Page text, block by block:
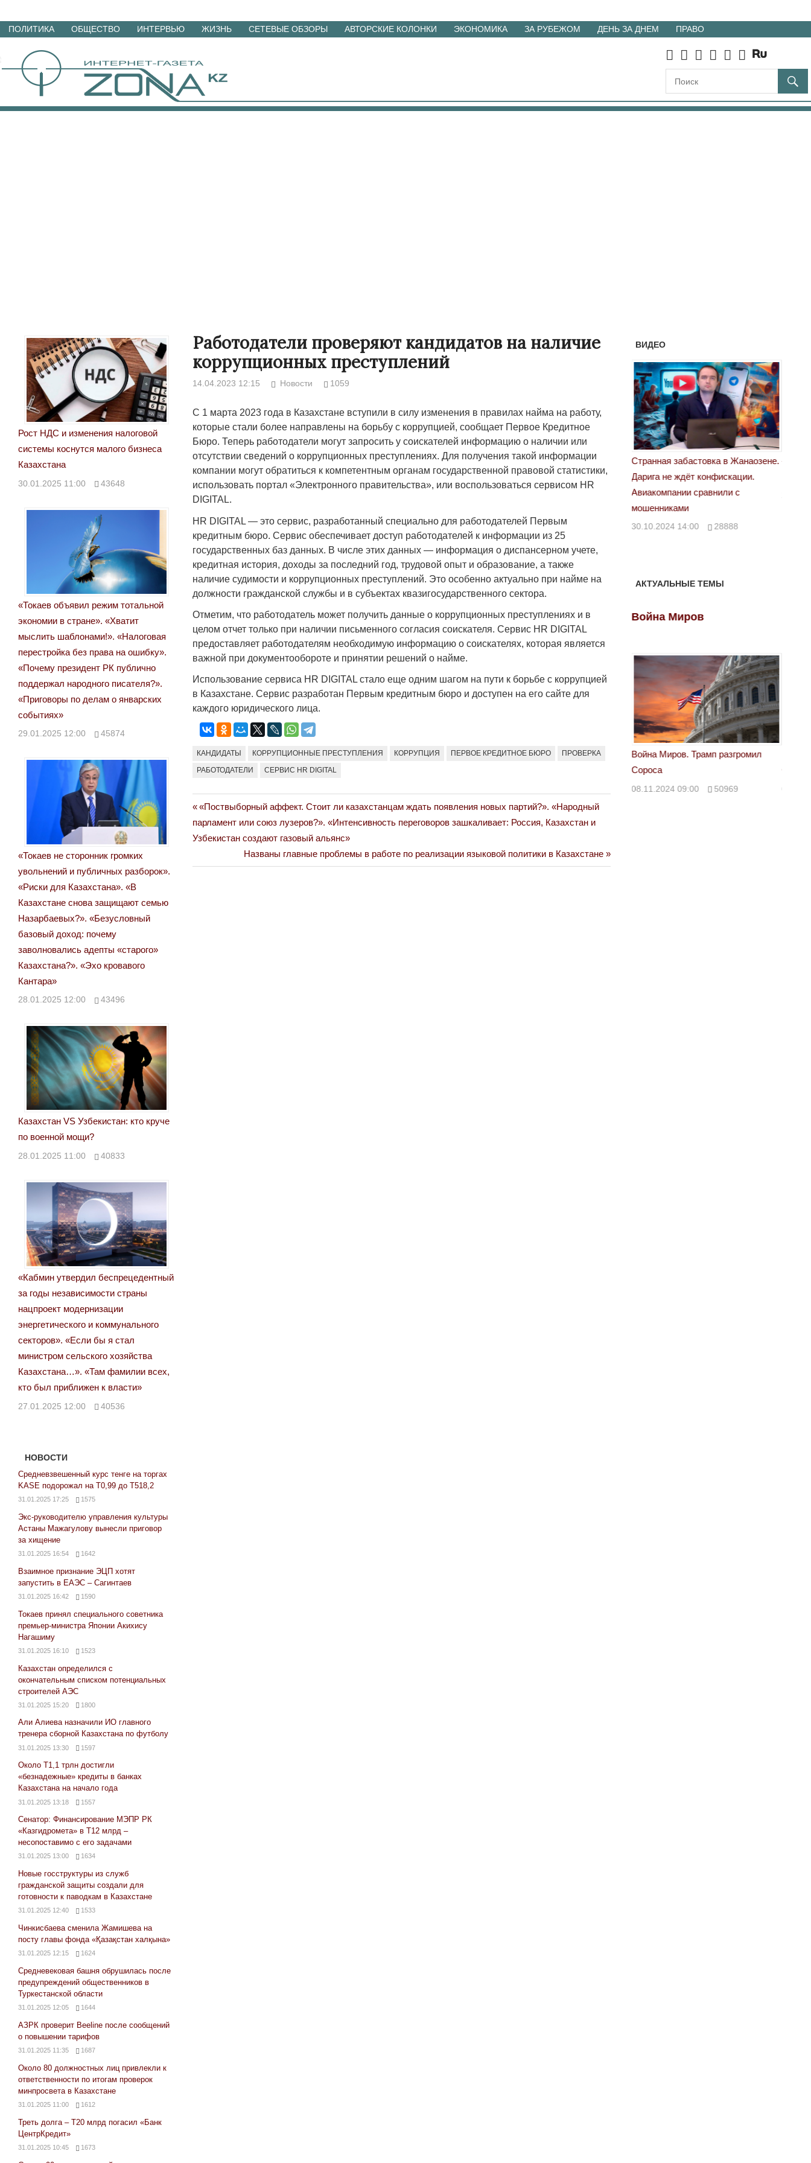
Перейти
материалам
ПОЛИТИКА ОБЩЕСТВО ИНТЕРВЬЮ ЖИЗНЬ СЕТЕВЫЕ ОБЗОРЫ АВТОРСКИЕ КОЛОНКИ ЭКОНОМИКА ЗА РУБЕЖОМ ДЕНЬ ЗА ДНЕМ ПРАВО
Работодатели проверяют кандидатов на наличие
коррупционных преступлений
14.04.2023 12:15 Новости 1059
С 1 марта 2023 года в Казахстане вступили в силу изменения в правилах найма на работу,
которые стали более направлены на борьбу с коррупцией, сообщает Первое Кредитное
Бюро. Теперь работодатели могут запросить у соискателей информацию о наличии или
отсутствии сведений о коррупционных преступлениях. Для получения такой информации
компании могут обратиться к компетентным органам государственной правовой статистики,
использовать портал «Электронного правительства», или воспользоваться сервисом HR
DIGITAL.
HR DIGITAL — это сервис, разработанный специально для работодателей Первым
кредитным бюро. Сервис обеспечивает доступ работодателей к информации из 25
государственных баз данных. В числе этих данных — информация о диспансерном учете,
кредитная история, доходы за последний год, трудовой опыт и образование, а также
наличие судимости и коррупционных преступлений. Это особенно актуально при найме на
должности гражданской службы и в субъектах квазигосударственного сектора.
Отметим, что работодатель может получить данные о коррупционных преступлениях и в
целом отчет только при наличии письменного согласия соискателя. Сервис HR DIGITAL
предоставляет работодателям необходимую информацию о соискателях, которая является
важной при документообороте и принятии решений о найме.
Использование сервиса HR DIGITAL стало еще одним шагом на пути к борьбе с коррупцией
в Казахстане. Сервис разработан Первым кредитным бюро и доступен на его сайте для
каждого юридического лица.
КАНДИДАТЫ КОРРУПЦИОННЫЕ ПРЕСТУПЛЕНИЯ КОРРУПЦИЯ ПЕРВОЕ КРЕДИТНОЕ БЮРО ПРОВЕРКА
РАБОТОДАТЕЛИ СЕРВИС HR DIGITAL
Навигация
по
записям
Previous
Post:
«Поствыборный аффект. Стоит ли казахстанцам ждать появления новых партий?». «Народный
парламент или союз лузеров?». «Интенсивность переговоров зашкаливает: Россия, Казахстан и
Узбекистан создают газовый альянс»
Next
Post:
Названы главные проблемы в работе по реализации языковой политики в Казахстане
Рост НДС и изменения налоговой
системы коснутся малого бизнеса
Казахстана
30.01.2025 11:00 43648
«Токаев объявил режим тотальной
экономии в стране». «Хватит
мыслить шаблонами!». «Налоговая
перестройка без права на ошибку».
«Почему президент РК публично
поддержал народного писателя?».
«Приговоры по делам о январских
событиях»
29.01.2025 12:00 45874
«Токаев не сторонник громких
увольнений и публичных разборок».
«Риски для Казахстана». «В
Казахстане снова защищают семью
Назарбаевых?». «Безусловный
базовый доход: почему
заволновались адепты «старого»
Казахстана?». «Эхо кровавого
Кантара»
28.01.2025 12:00 43496
Казахстан VS Узбекистан: кто круче
по военной мощи?
28.01.2025 11:00 40833
«Кабмин утвердил беспрецедентный
за годы независимости страны
нацпроект модернизации
энергетического и коммунального
секторов». «Если бы я стал
министром сельского хозяйства
Казахстана…». «Там фамилии всех,
кто был приближен к власти»
27.01.2025 12:00 40536
НОВОСТИ
Средневзвешенный курс тенге на торгах
KASE подорожал на Т0,99 до Т518,2
31.01.2025 17:25 1575
Экс-руководителю управления культуры
Астаны Мажагулову вынесли приговор
за хищение
31.01.2025 16:54 1642
Взаимное признание ЭЦП хотят
запустить в ЕАЭС – Сагинтаев
31.01.2025 16:42 1590
Токаев принял специального советника
премьер-министра Японии Акихису
Нагашиму
31.01.2025 16:10 1523
Казахстан определился с
окончательным списком потенциальных
строителей АЭС
31.01.2025 15:20 1800
Али Алиева назначили ИО главного
тренера сборной Казахстана по футболу
31.01.2025 13:30 1597
Около Т1,1 трлн достигли
«безнадежные» кредиты в банках
Казахстана на начало года
31.01.2025 13:18 1557
Сенатор: Финансирование МЭПР РК
«Казгидромета» в Т12 млрд –
несопоставимо с его задачами
31.01.2025 13:00 1634
Новые госструктуры из служб
гражданской защиты создали для
готовности к паводкам в Казахстане
31.01.2025 12:40 1533
Чинкисбаева сменила Жамишева на
посту главы фонда «Қазақстан халқына»
31.01.2025 12:15 1624
Средневековая башня обрушилась после
предупреждений общественников в
Туркестанской области
31.01.2025 12:05 1644
АЗРК проверит Beeline после сообщений
о повышении тарифов
31.01.2025 11:35 1687
Около 80 должностных лиц привлекли к
ответственности по итогам проверок
минпросвета в Казахстане
31.01.2025 11:00 1612
Треть долга – Т20 млрд погасил «Банк
ЦентрКредит»
31.01.2025 10:45 1673
ВИДЕО
Народ выбрал свет
Странная забастовка в Жанаозене.
Дарига не ждёт конфискации.
Авиакомпании сравнили с
30.10.2024 14:00 28888
«Новый Казахстан не говорит всей
правды»
29.10.2024 09:00 39623
АКТУАЛЬНЫЕ ТЕМЫ
Война Миров
Война Миров. Трамп разгромил
Война Миров
Война Миров. Трамп разгромил
Сороса
08.11.2024 09:00 50969